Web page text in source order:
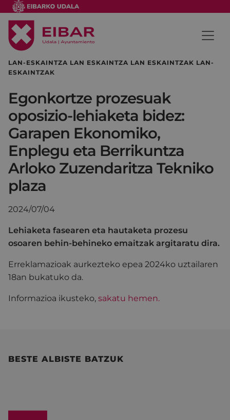
LAN-ESKAINTZA LAN ESKAINTZA LAN ESKAINTZAK LAN-
ESKAINTZAK
Egonkortze prozesuak
oposizio-lehiaketa bidez:
Garapen Ekonomiko,
Enplegu eta Berrikuntza
Arloko Zuzendaritza Tekniko
plaza
2024/07/04
Lehiaketa fasearen eta hautaketa prozesu
osoaren behin-behineko emaitzak argitaratu dira.
Erreklamazioak aurkezteko epea 2024ko uztailaren
18an bukatuko da.
Informazioa ikusteko, sakatu hemen.
BESTE ALBISTE BATZUK